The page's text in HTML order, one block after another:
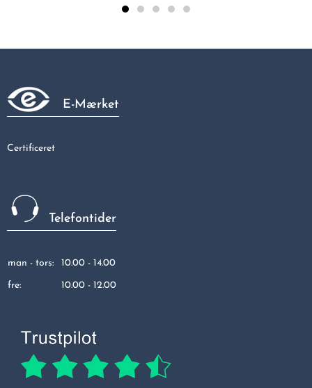
43,66 kr
E-Mærket
Certificeret
Telefontider
man - tors: 10.00 - 14.00
fre: 10.00 - 12.00